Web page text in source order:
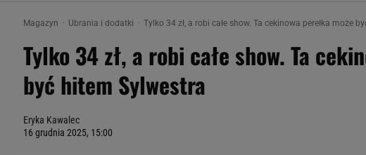
Magazyn Ubrania i dodatki Tylko 34 zł, a robi całe show. Ta cekinowa perełka może
Tylko 34 zł, a robi całe show. Ta
być hitem Sylwestra
Eryka Kawalec
16 grudnia 2025, 15:00